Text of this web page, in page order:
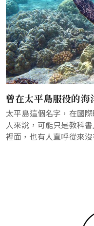
曾在太平島服役的
太平島這個名字，在國
人來說，可能只是教科
裡面，也有人直呼從來